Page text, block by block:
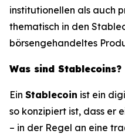
institutionellen als auch
thematisch in den
börsengehandeltes
Was sind Stablecoins?
Ein Stablecoin ist ein
so konzipiert ist, dass er
– in der Regel an eine